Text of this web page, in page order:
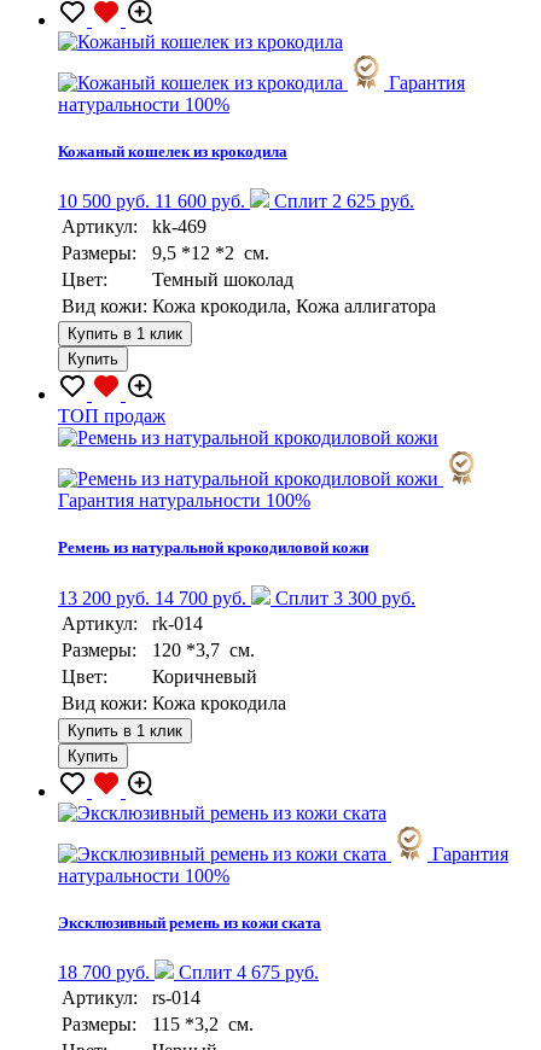
Гарантия
натуральности 100%
Кожаный кошелек из крокодила
10 500 руб. 11 600 руб.
Сплит 2 625 руб.
Артикул:
kk-469
Размеры:
9,5 *12 *2 см.
Цвет:
Темный шоколад
Вид кожи: Кожа крокодила, Кожа аллигатора
Купить в 1 клик
Купить
TOП продаж
Гарантия натуральности 100%
Ремень из натуральной крокодиловой кожи
13 200 руб. 14 700 руб.
Сплит 3 300 руб.
Артикул:
rk-014
Размеры:
120 *3,7 см.
Цвет:
Коричневый
Вид кожи: Кожа крокодила
Купить в 1 клик
Купить
Гарантия
натуральности 100%
Эксклюзивный ремень из кожи ската
18 700 руб.
Сплит 4 675 руб.
Артикул:
rs-014
Размеры:
115 *3,2 см.